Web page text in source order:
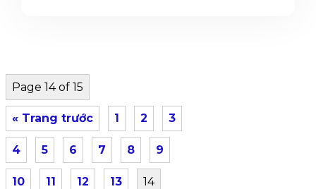
Page 14 of 15
« Trang trước 1 2 3
4 5 6 7 8 9
10 11 12 13 14